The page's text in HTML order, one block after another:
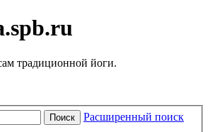
традиционной йоги.
Поиск Расширенный поиск